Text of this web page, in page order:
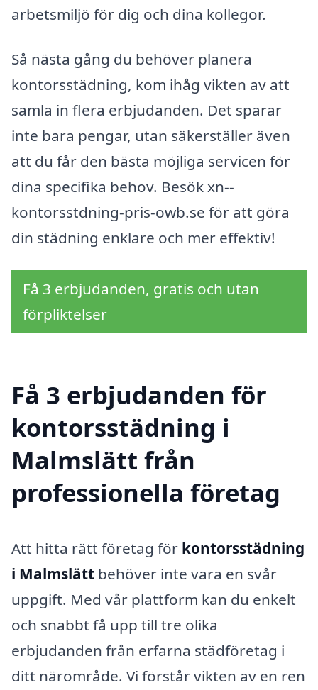
arbetsmiljö för dig och dina kollegor.
Så nästa gång du behöver planera
kontorsstädning, kom ihåg vikten av att
samla in flera erbjudanden. Det sparar
inte bara pengar, utan säkerställer även
att du får den bästa möjliga servicen för
dina specifika behov. Besök xn--
kontorsstdning-pris-owb.se för att göra
din städning enklare och mer effektiv!
Få 3 erbjudanden, gratis och utan
förpliktelser
Få 3 erbjudanden för
kontorsstädning i
Malmslätt från
professionella företag
Att hitta rätt företag för kontorsstädning
i Malmslätt behöver inte vara en svår
uppgift. Med vår plattform kan du enkelt
och snabbt få upp till tre olika
erbjudanden från erfarna städföretag i
ditt närområde. Vi förstår vikten av en ren